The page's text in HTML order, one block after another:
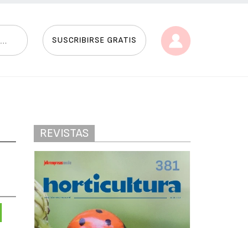
SUSCRIBIRSE GRATIS
REVISTAS